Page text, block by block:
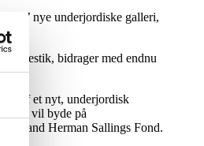
nye underjordiske galleri,
bidrager med endnu
af et nyt, underjordisk
som vil byde på
Herman Sallings Fond.